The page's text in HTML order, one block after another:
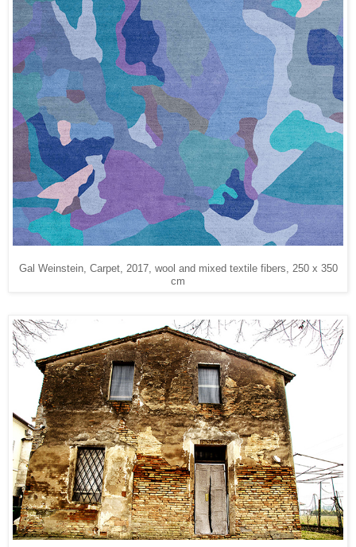
Gal Weinstein, Carpet, 2017, wool and mixed textile fibers, 250 x 350
cm